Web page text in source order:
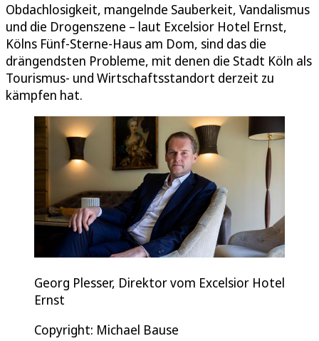
Obdachlosigkeit, mangelnde Sauberkeit, Vandalismus
und die Drogenszene – laut Excelsior Hotel Ernst,
Kölns Fünf-Sterne-Haus am Dom, sind das die
drängendsten Probleme, mit denen die Stadt Köln als
Tourismus- und Wirtschaftsstandort derzeit zu
kämpfen hat.
Georg Plesser, Direktor vom Excelsior Hotel
Ernst
Copyright: Michael Bause